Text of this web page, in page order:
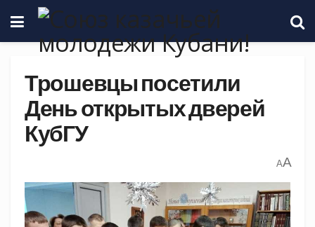
Трошевцы посетили
День открытых дверей
КубГУ
AA